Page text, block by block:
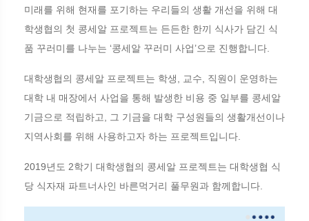
미래를 위해 현재를 포기하는 우리들의 생활 개선을 위해 대
학생협의 첫 콩세알 프로젝트는 든든한 한끼 식사가 담긴 식
품 꾸러미를 나누는 ‘콩세알 꾸러미 사업’으로 진행합니다.
대학생협의 콩세알 프로젝트는 학생, 교수, 직원이 운영하는
대학 내 매장에서 사업을 통해 발생한 비용 중 일부를 콩세알
기금으로 적립하고, 그 기금을 대학 구성원들의 생활개선이나
지역사회를 위해 사용하고자 하는 프로젝트입니다.
2019년도 2학기 대학생협의 콩세알 프로젝트는 대학생협 식
당 식자재 파트너사인 바른먹거리 풀무원과 함께합니다.